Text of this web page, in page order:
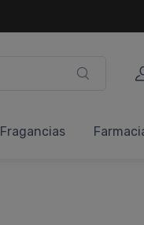
Fragancias